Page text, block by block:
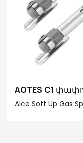
AOTES C1
AIce Soft Up Gas